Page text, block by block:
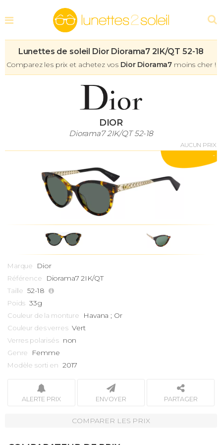
Lunettes de soleil Dior Diorama7 2IK/QT 52-18
Comparez les prix et achetez vos Dior Diorama7 moins cher !
DIOR
Diorama7 2IK/QT 52-18
AUCUN PRIX
-
Marque Dior
Référence Diorama7 2IK/QT
Taille 52-18
Poids 33g
Couleur de la monture Havana ; Or
Couleur des verres Vert
Verres polarisés non
Genre Femme
Modèle sorti en 2017
ALERTE PRIX ENVOYER PARTAGER
COMPARER LES PRIX